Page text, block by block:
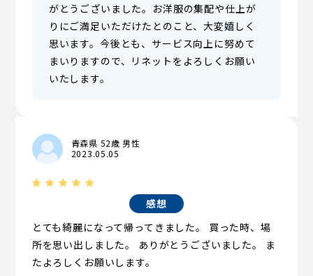
がとうございました。お洋服の集配や仕上が
りにご満足いただけたとのこと、大変嬉しく
思います。今後とも、サービス向上に努めて
まいりますので、リネットをよろしくお願い
いたします。
青森県 52歳 男性
2023.05.05
感想
とても綺麗になって帰ってきました。 買った時、場
所を思い出しました。 ありがとうございました。 ま
たよろしくお願いします。